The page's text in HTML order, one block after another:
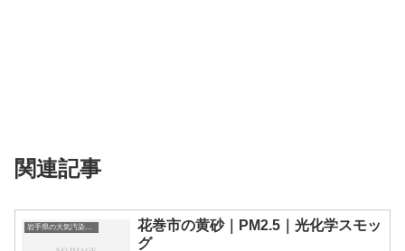
関連記事
岩手県の大気汚染・PM2.5・黄砂・エアロゾルの数値
花巻市の黄砂｜PM2.5｜光化学スモッ
グ